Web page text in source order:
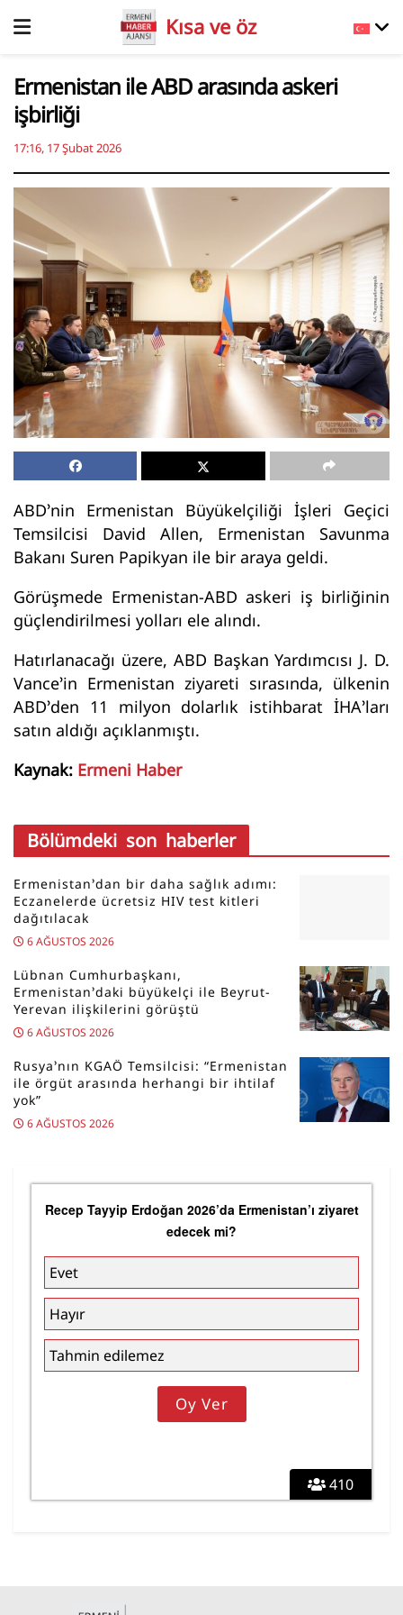
Kısa ve öz
Ermenistan ile ABD arasında askeri
işbirliği
17:16, 17 Şubat 2026
ABD’nin Ermenistan Büyükelçiliği İşleri Geçici
Temsilcisi David Allen, Ermenistan Savunma
Bakanı Suren Papikyan ile bir araya geldi.
Görüşmede Ermenistan-ABD askeri iş birliğinin
güçlendirilmesi yolları ele alındı.
Hatırlanacağı üzere, ABD Başkan Yardımcısı J. D.
Vance’in Ermenistan ziyareti sırasında, ülkenin
ABD’den 11 milyon dolarlık istihbarat İHA’ları
satın aldığı açıklanmıştı.
Kaynak: Ermeni Haber
Bölümdeki son haberler
Ermenistan’dan bir daha sağlık adımı:
Eczanelerde ücretsiz HIV test kitleri
dağıtılacak
6 AĞUSTOS 2026
Lübnan Cumhurbaşkanı,
Ermenistan’daki büyükelçi ile Beyrut-
Yerevan ilişkilerini görüştü
6 AĞUSTOS 2026
Rusya’nın KGAÖ Temsilcisi: “Ermenistan
ile örgüt arasında herhangi bir ihtilaf
yok”
6 AĞUSTOS 2026
410
Recep Tayyip Erdoğan 2026’da Ermenistan’ı ziyaret
edecek mi?
Evet
Hayır
Tahmin edilemez